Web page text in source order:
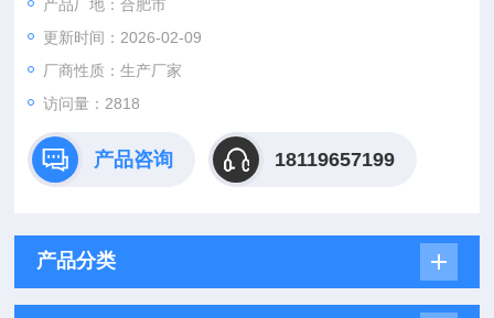
产品厂地：合肥市
更新时间：2026-02-09
厂商性质：生产厂家
访问量：2818
产品咨询 18119657199
产品分类